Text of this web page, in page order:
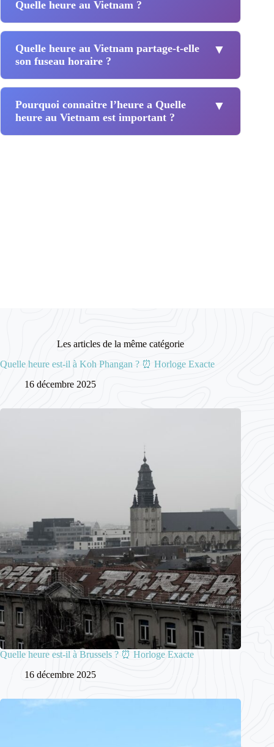
Quelle heure au Vietnam ?
Quelle heure au Vietnam partage-t-elle
son fuseau horaire ?
▼
Pourquoi connaitre l’heure a Quelle
heure au Vietnam est important ?
▼
Les articles de la même catégorie
Quelle heure est-il à Koh Phangan ? ⏰ Horloge Exacte
16 décembre 2025
Quelle heure est-il à Brussels ? ⏰ Horloge Exacte
16 décembre 2025